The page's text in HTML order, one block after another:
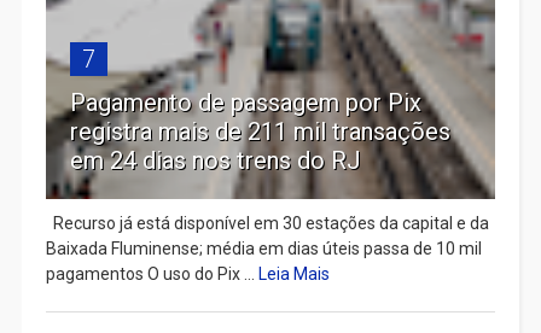
7
Pagamento de passagem por Pix
registra mais de 211 mil transações
em 24 dias nos trens do RJ
Recurso já está disponível em 30 estações da capital e da
Baixada Fluminense; média em dias úteis passa de 10 mil
pagamentos O uso do Pix ... Leia Mais